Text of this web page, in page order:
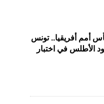
أمم أفريقيا.. تونس
الأطلس في اختبار